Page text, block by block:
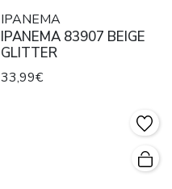
IPANEMA
IPANEMA 83907 BEIGE
GLITTER
33,99€